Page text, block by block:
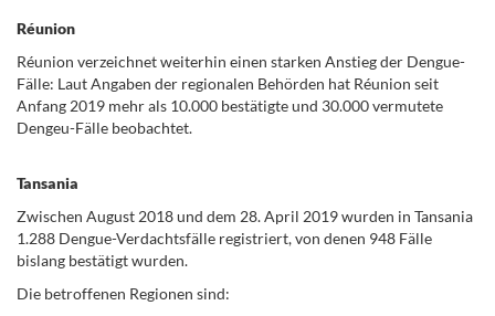
Réunion
Réunion verzeichnet weiterhin einen starken Anstieg der Dengue-
Fälle: Laut Angaben der regionalen Behörden hat Réunion seit
Anfang 2019 mehr als 10.000 bestätigte und 30.000 vermutete
Dengeu-Fälle beobachtet.
Tansania
Zwischen August 2018 und dem 28. April 2019 wurden in Tansania
1.288 Dengue-Verdachtsfälle registriert, von denen 948 Fälle
bislang bestätigt wurden.
Die betroffenen Regionen sind: